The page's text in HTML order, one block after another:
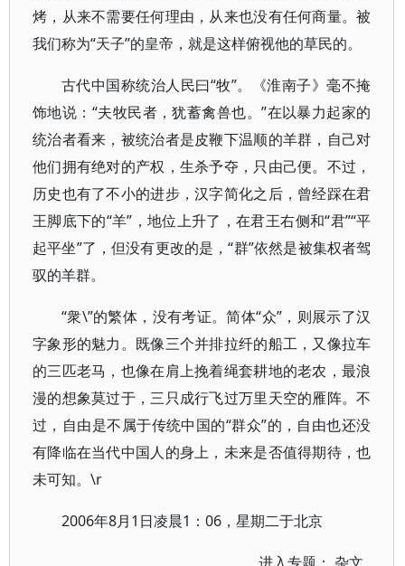
烤，从来不需要任何理由，从来也没有任何商量。被
我们称为“天子”的皇帝，就是这样俯视他的草民的。
古代中国称统治人民曰“牧”。《淮南子》毫不掩
饰地说：“夫牧民者，犹蓄禽兽也。”在以暴力起家的
统治者看来，被统治者是皮鞭下温顺的羊群，自己对
他们拥有绝对的产权，生杀予夺，只由己便。不过，
历史也有了不小的进步，汉字简化之后，曾经踩在君
王脚底下的“羊”，地位上升了，在君王右侧和“君”“平
起平坐”了，但没有更改的是，“群”依然是被集权者驾
驭的羊群。
“衆\”的繁体，没有考证。简体“众”，则展示了汉
字象形的魅力。既像三个并排拉纤的船工，又像拉车
的三匹老马，也像在肩上挽着绳套耕地的老农，最浪
漫的想象莫过于，三只成行飞过万里天空的雁阵。不
过，自由是不属于传统中国的“群众”的，自由也还没
有降临在当代中国人的身上，未来是否值得期待，也
未可知。\r
2006年8月1日凌晨1：06，星期二于北京